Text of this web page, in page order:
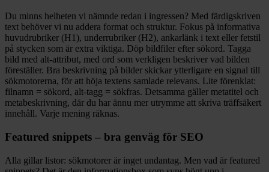
Du minns helheten vi nämnde redan i ingressen? Med färdigskriven
text behöver vi nu addera format och struktur. Fokus på informativa
huvudrubriker (H1), underrubriker (H2), ankarlänk i text eller fetstil
på stycken som är extra viktiga. Döp bildfiler efter sökord. Tagga
bild med alt-attribut, med ord som verkligen beskriver vad bilden
föreställer. Bra beskrivning på bilder skickar ytterligare en signal till
sökmotorerna, för att höja textens samlade relevans. Lite förenklat:
filnamn = sökord, alt-tagg = sökfras. Detsamma gäller metatitel och
metabeskrivning, där du har ännu mer utrymme att skriva träffsäkert
innehåll. Varje mening räknas.
Featured snippets – bra genväg för SEO
Alla gillar listor: sökmotorer är inget undantag. Men vad är featured